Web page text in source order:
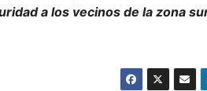
a los vecinos de la zona